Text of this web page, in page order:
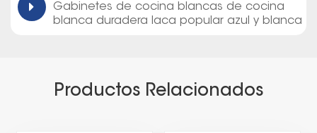
Gabinetes de cocina blancas de cocina
blanca duradera laca popular azul y blanca
Productos Relacionados